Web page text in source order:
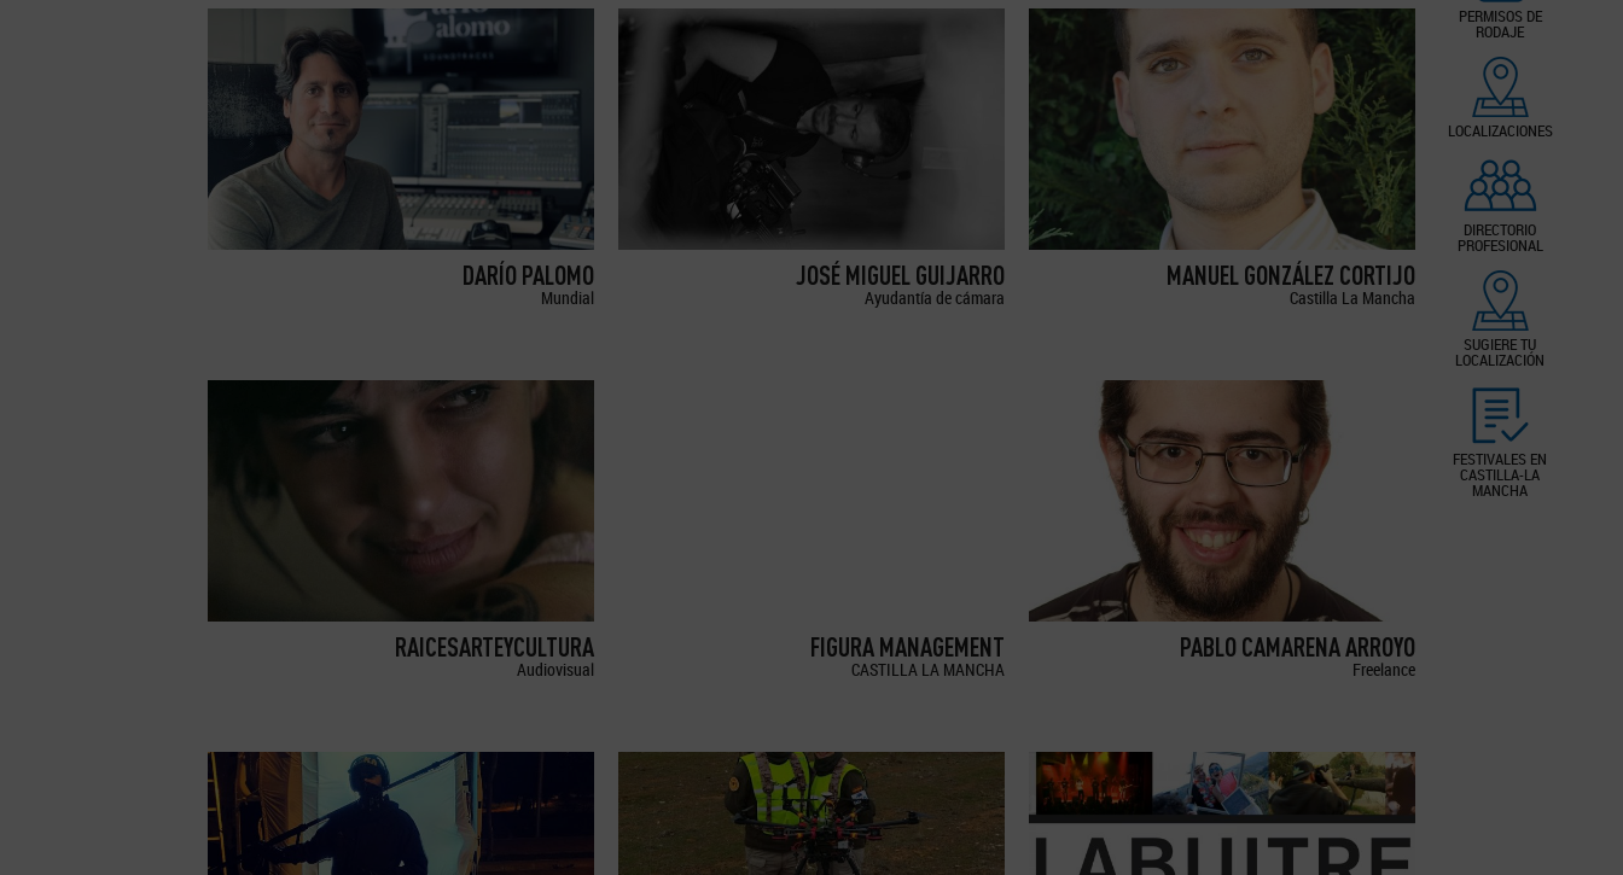
PERMISOS DE
RODAJE
LOCALIZACIONES
DIRECTORIO
PROFESIONAL
SUGIERE TU
LOCALIZACIÓN
FESTIVALES EN
CASTILLA-LA
MANCHA
DARÍO PALOMO
Mundial
JOSÉ MIGUEL GUIJARRO
Ayudantía de cámara
MANUEL GONZÁLEZ CORTIJO
Castilla La Mancha
RAICESARTEYCULTURA
Audiovisual
FIGURA MANAGEMENT
CASTILLA LA MANCHA
PABLO CAMARENA ARROYO
Freelance